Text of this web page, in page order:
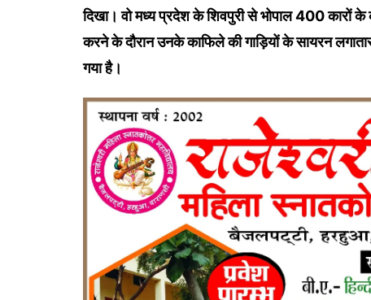
दिखा। वो मध्य प्रदेश के शिवपुरी से भोपाल 400
करने के दौरान उनके काफिले की गाड़ियों के सायरन
गया है।